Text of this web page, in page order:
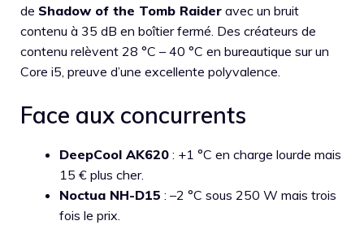
de Shadow of the Tomb Raider avec un bruit
contenu à 35 dB en boîtier fermé. Des créateurs de
contenu relèvent 28 °C – 40 °C en bureautique sur un
Core i5, preuve d’une excellente polyvalence.
Face aux concurrents
DeepCool AK620 : +1 °C en charge lourde mais
15 € plus cher.
Noctua NH-D15 : –2 °C sous 250 W mais trois
fois le prix.